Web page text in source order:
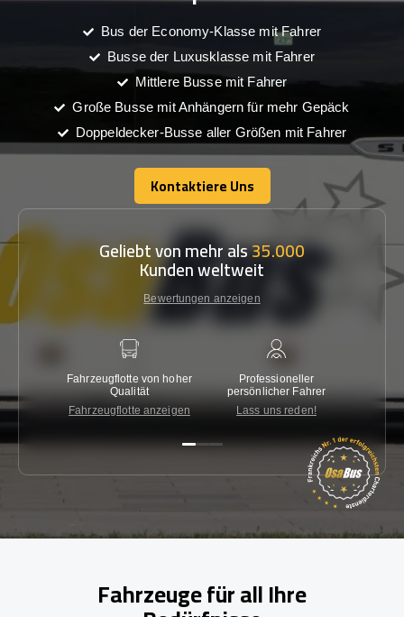
Bus der Economy-Klasse mit Fahrer
Busse der Luxusklasse mit Fahrer
Mittlere Busse mit Fahrer
Große Busse mit Anhängern für mehr Gepäck
Doppeldecker-Busse aller Größen mit Fahrer
Kontaktiere Uns
Kontaktiere Uns
Geliebt von mehr als35.000
Kunden weltweit
Bewertungen anzeigen
Fahrzeugflotte von hoher
Qualität
Fahrzeugflotte anzeigen
Professioneller
persönlicher Fahrer
Lass uns reden!
Fahrzeuge für all Ihre